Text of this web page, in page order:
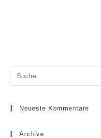
Neueste Kommentare
Archive